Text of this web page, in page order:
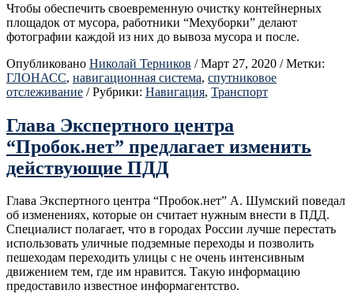
Чтобы обеспечить своевременную очистку контейнерных
площадок от мусора, работники “Мехуборки” делают
фотографии каждой из них до вывоза мусора и после.
Опубликовано Николай Терников / Март 27, 2020 / Метки:
ГЛОНАСС, навигационная система, спутниковое
отслеживание / Рубрики: Навигация, Транспорт
Глава Экспертного центра
“Пробок.нет” предлагает изменить
действующие ПДД
Глава Экспертного центра “Пробок.нет” А. Шумский поведал
об изменениях, которые он считает нужным внести в ПДД.
Специалист полагает, что в городах России лучше перестать
использовать уличные подземные переходы и позволить
пешеходам переходить улицы с не очень интенсивным
движением тем, где им нравится. Такую информацию
предоставило известное информагентство.